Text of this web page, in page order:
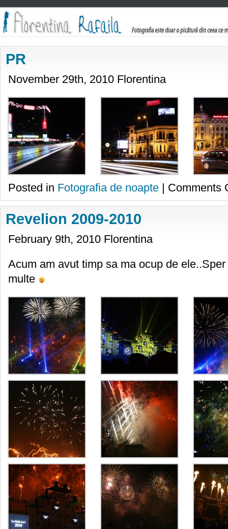
PR
November 29th, 2010 Florentina
Posted in Fotografia de noapte | Comments
Revelion 2009-2010
February 9th, 2010 Florentina
Acum am avut timp sa ma ocup de
multe